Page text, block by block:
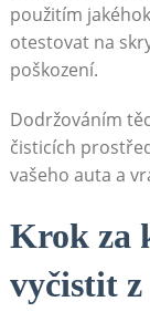
použitím
otestovat na
poškození.
Dodržováním
čisticích
vašeho auta a
Krok za
vyčistit z